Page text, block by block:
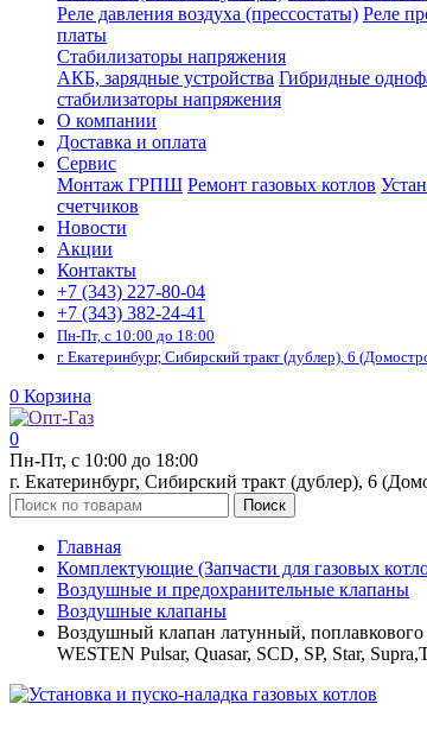
Реле давления воздуха (прессостаты) Реле
платы
Стабилизаторы напряжения
АКБ, зарядные устройства Гибридные
стабилизаторы напряжения
О компании
Доставка и оплата
Сервис
Монтаж ГРПШ Ремонт газовых котлов
счетчиков
Новости
Акции
Контакты
+7 (343) 227-80-04
+7 (343) 382-24-41
Пн-Пт, с 10:00 до 18:00
г. Екатеринбург, Сибирский тракт (дублер), 6
0 Корзина
0
Пн-Пт, с 10:00 до 18:00
г. Екатеринбург, Сибирский тракт (дублер), 6
Поиск
Главная
Комплектующие (Запчасти для газовых
Воздушные и предохранительные клапаны
Воздушные клапаны
Воздушный клапан латунный,
WESTEN Pulsar, Quasar, SCD, SP, Star,